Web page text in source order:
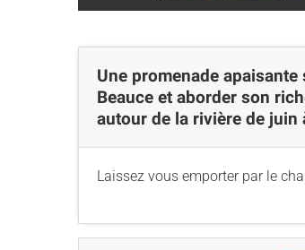
Une promenade
Beauce et aborder son
autour de la rivière de juin
Laissez vous emporter par le